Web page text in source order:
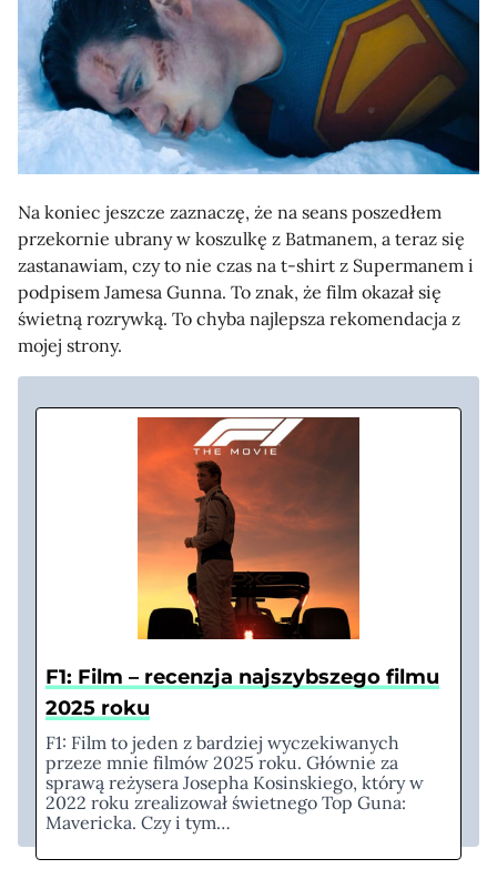
Na koniec jeszcze zaznaczę, że na seans poszedłem
przekornie ubrany w koszulkę z Batmanem, a teraz się
zastanawiam, czy to nie czas na t-shirt z Supermanem i
podpisem Jamesa Gunna. To znak, że film okazał się
świetną rozrywką. To chyba najlepsza rekomendacja z
mojej strony.
F1: Film – recenzja najszybszego filmu
2025 roku
F1: Film to jeden z bardziej wyczekiwanych
przeze mnie filmów 2025 roku. Głównie za
sprawą reżysera Josepha Kosinskiego, który w
2022 roku zrealizował świetnego Top Guna:
Mavericka. Czy i tym…